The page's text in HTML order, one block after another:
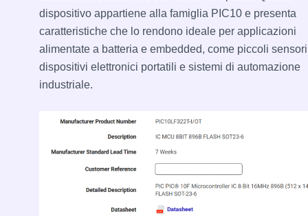
dispositivo appartiene alla famiglia PIC10 e presenta
caratteristiche che lo rendono ideale per applicazioni
alimentate a batteria e embedded, come piccoli
dispositivi elettronici portatili e sistemi di automazione
industriale.